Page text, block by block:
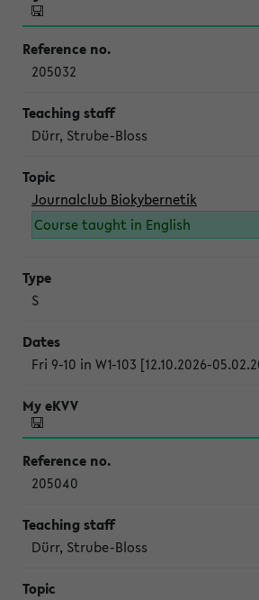
205032
Dürr, Strube-Bloss
Journalclub Biokybernetik
Course taught in English
S
Fri 9-10 in W1-103 [12.10.2026-
205040
Dürr, Strube-Bloss